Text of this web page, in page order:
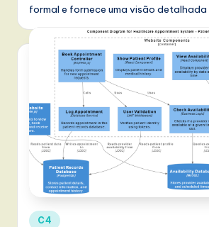
formal e fornece uma visão
Posted
C4